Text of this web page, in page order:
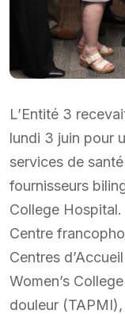
L’Entité 3
lundi 3 juin pour
services de
fournisseurs
College
Centre
Centres
Women’s
douleur